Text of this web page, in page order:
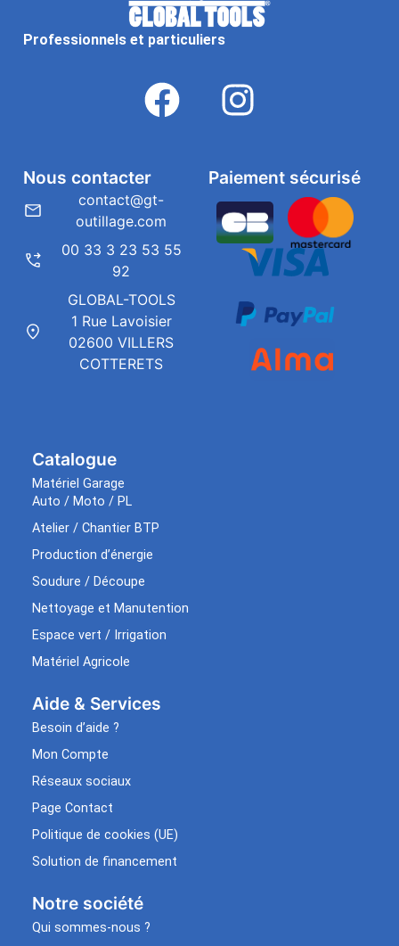
Professionnels et particuliers
Catalogue
Matériel Garage
Auto / Moto / PL
Atelier / Chantier BTP
Production d’énergie
Soudure / Découpe
Nettoyage et Manutention
Espace vert / Irrigation
Matériel Agricole
Aide & Services​
Besoin d’aide ?
Mon Compte
Réseaux sociaux
Page Contact
Politique de cookies (UE)
Solution de financement
Notre société
Qui sommes-nous ?
Paiement sécurisé
Nous contacter
contact@gt-
outillage.com
00 33 3 23 53 55
92
GLOBAL-TOOLS
1 Rue Lavoisier
02600 VILLERS
COTTERETS